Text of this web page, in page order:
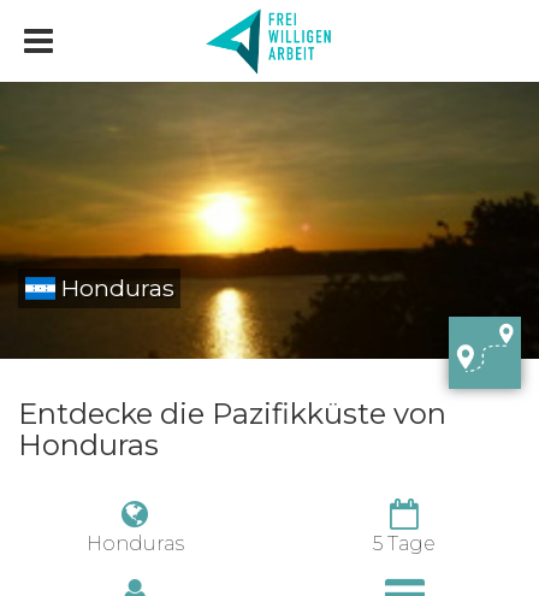
Honduras
Entdecke die Pazifikküste von
Honduras
Honduras 5 Tage